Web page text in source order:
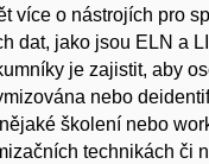
více o nástrojích pro
dat, jako jsou ELN a
je zajistit, aby
nebo
školení nebo
technikách či